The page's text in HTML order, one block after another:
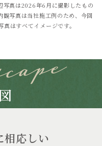
真は2026年6月に撮影したもの
写真は当社施工例のため、今回
はすべてイメージです。
相応しい